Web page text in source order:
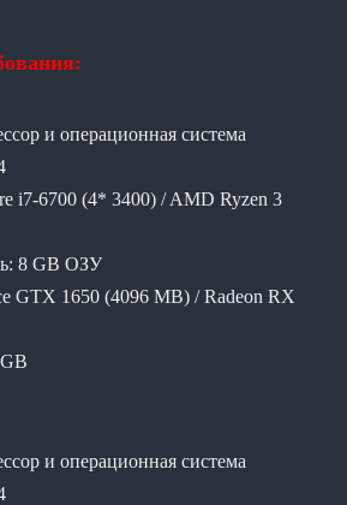
и операционная система
i7-6700 (4* 3400) / AMD Ryzen 3
8 GB ОЗУ
GTX 1650 (4096 MB) / Radeon RX
и операционная система